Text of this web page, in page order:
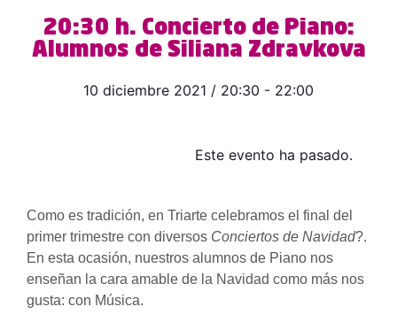
20:30 h. Concierto de Piano:
Alumnos de Siliana Zdravkova
10 diciembre 2021 / 20:30 - 22:00
Este evento ha pasado.
Como es tradición, en Triarte celebramos el final del
primer trimestre con diversos Conciertos de Navidad?.
En esta ocasión, nuestros alumnos de Piano nos
enseñan la cara amable de la Navidad como más nos
gusta: con Música.